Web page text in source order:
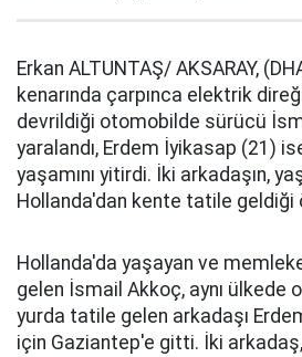
Erkan ALTUNTAŞ/ AKSARAY,
kenarında çarpınca elektrik
devrildiği otomobilde sürücü
yaralandı, Erdem İyikasap (21)
yaşamını yitirdi. İki arkadaşın,
Hollanda'dan kente tatile geldiği
Hollanda'da yaşayan ve
gelen İsmail Akkoç, aynı ülkede
yurda tatile gelen arkadaşı
için Gaziantep'e gitti. İki